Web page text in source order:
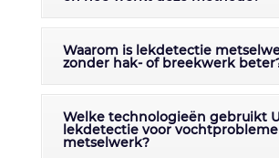
Waarom is lekdetectie
zonder hak- of breekwerk
Welke technologieën gebruikt
lekdetectie voor
metselwerk?